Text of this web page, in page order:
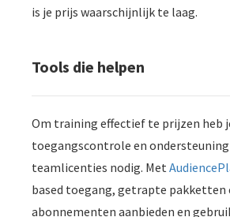
is je prijs waarschijnlijk te laag.
Tools die helpen
Om training effectief te prijzen heb
toegangscontrole en
teamlicenties nodig. Met
based toegang, getrapte pakketten
abonnementen aanbieden en